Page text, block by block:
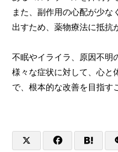
また、副作用の心配が少な
出すため、薬物療法に抵抗
不眠やイライラ、原因不明
様々な症状に対して、心と
で、根本的な改善を目指す